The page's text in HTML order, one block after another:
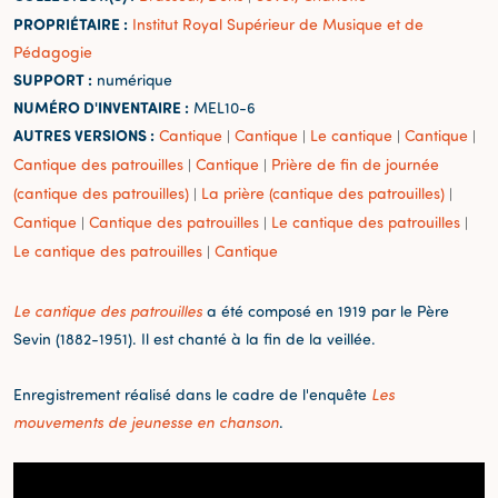
PROPRIÉTAIRE : Institut Royal Supérieur de Musique et de
Pédagogie
SUPPORT : numérique
NUMÉRO D'INVENTAIRE : MEL10-6
AUTRES VERSIONS : Cantique | Cantique | Le cantique | Cantique |
Cantique des patrouilles | Cantique | Prière de fin de journée
(cantique des patrouilles) | La prière (cantique des patrouilles) |
Cantique | Cantique des patrouilles | Le cantique des patrouilles |
Le cantique des patrouilles | Cantique
Le cantique des patrouilles a été composé en 1919 par le Père
Sevin (1882-1951). Il est chanté à la fin de la veillée.
Enregistrement réalisé dans le cadre de l'enquête Les
mouvements de jeunesse en chanson.